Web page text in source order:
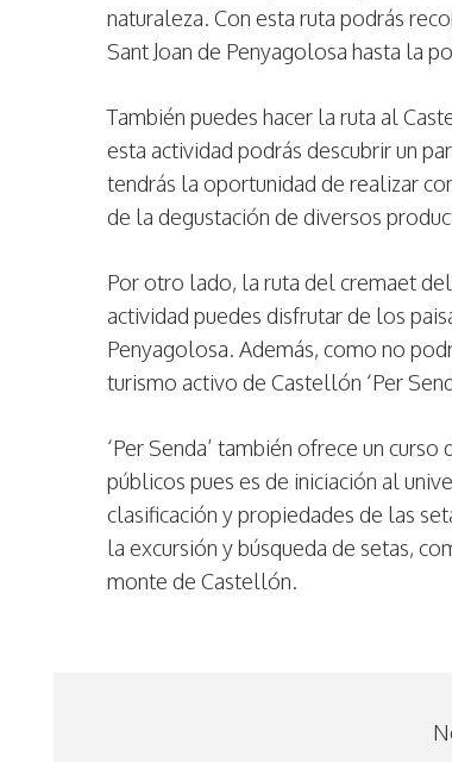
naturaleza. Con esta ruta podrás
Sant Joan de Penyagolosa hasta la
También puedes hacer la ruta al
esta actividad podrás descubrir un
tendrás la oportunidad de realizar
de la degustación de diversos
Por otro lado, la ruta del cremaet
actividad puedes disfrutar de los
Penyagolosa. Además, como no
turismo activo de Castellón ‘Per
‘Per Senda’ también ofrece un
públicos pues es de iniciación al
clasificación y propiedades de las
la excursión y búsqueda de setas,
monte de Castellón.